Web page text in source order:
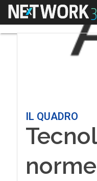
Menu
IL QUADRO